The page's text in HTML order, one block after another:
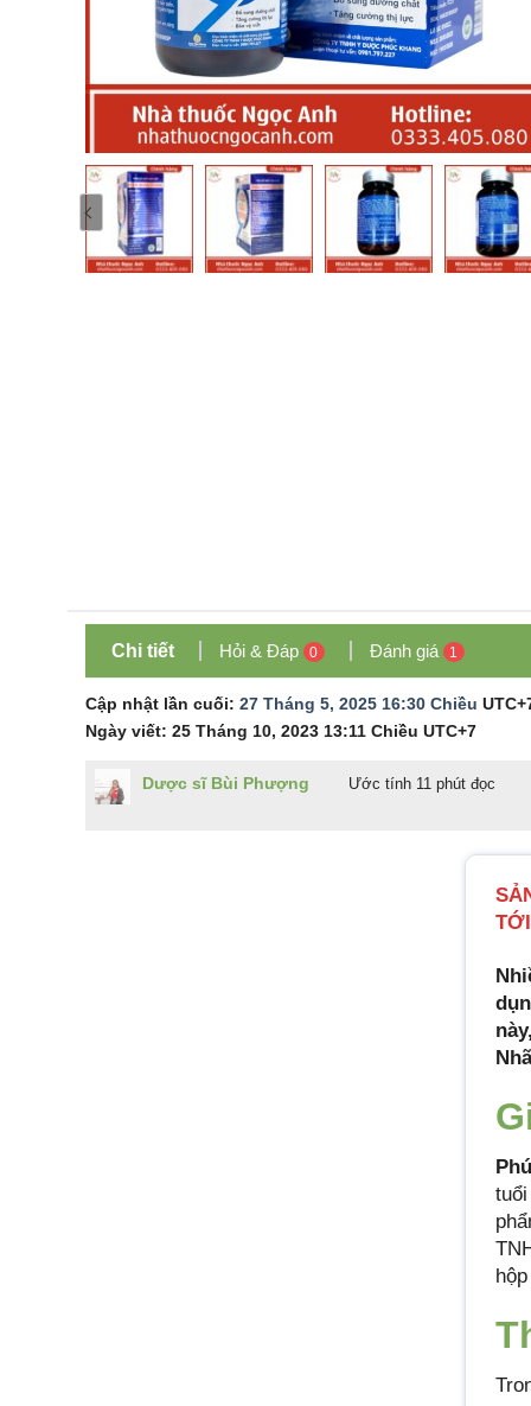
Chi tiết Hỏi & Đáp 0 Đánh giá 1
Cập nhật lần cuối: 27 Tháng 5, 2025 16:30 Chiều
Ngày viết: 25 Tháng 10, 2023 13:11 Chiều UTC+7
Dược sĩ Bùi Phượng Ước tính 11 phút đọc